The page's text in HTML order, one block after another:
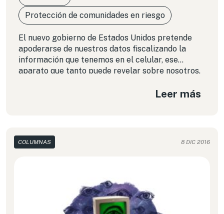
Protección de comunidades en riesgo
El nuevo gobierno de Estados Unidos pretende
apoderarse de nuestros datos fiscalizando la
información que tenemos en el celular, ese
aparato que tanto puede revelar sobre nosotros.
poder para violar la privacidad digital e impedir el
Leer más
COLUMNAS 8 DIC 2016